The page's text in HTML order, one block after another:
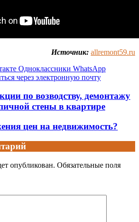
Источник: allremont59.ru
Одноклассники WhatsApp
через электронную почту
по возводству, демонтажу
стены в квартире
цен на недвижимость?
опубликован. Обязательные поля